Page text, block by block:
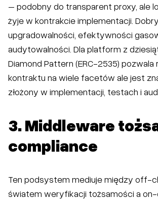
– podobny do transparent proxy, ale
żyje w kontrakcie implementacji.
upgradowalności, efektywności
audytowalności. Dla platform z
Diamond Pattern (ERC-2535) pozwala
kontraktu na wiele facetów ale jest
złożony w implementacji, testach i
3. Middleware
compliance
Ten podsystem mediuje między off-
światem weryfikacji tożsamości a on-